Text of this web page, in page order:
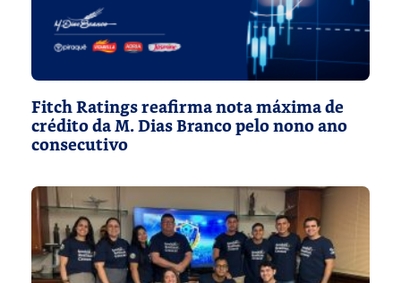
Fitch Ratings reafirma nota máxima de
crédito da M. Dias Branco pelo nono ano
consecutivo